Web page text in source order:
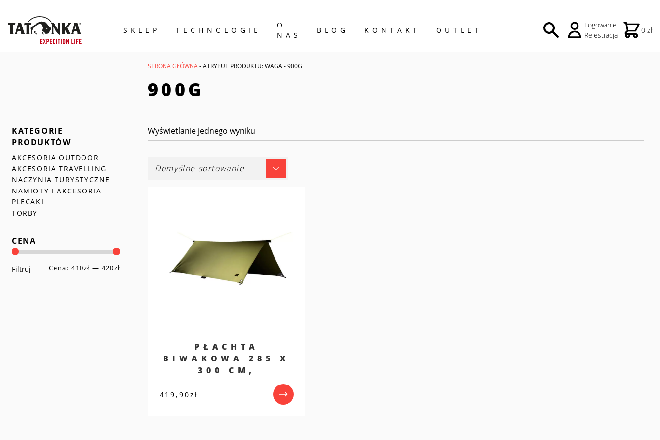
SKLEP TECHNOLOGIE
O
NAS
BLOG KONTAKT OUTLET
Logowanie
Rejestracja
0 zł
STRONA GŁÓWNA- ATRYBUT PRODUKTU: WAGA - 900G
900G
Wyświetlanie jednego wyniku
PŁACHTA
BIWAKOWA 285 X
300 CM,
419,90zł
KATEGORIE
PRODUKTÓW
AKCESORIA OUTDOOR
AKCESORIA TRAVELLING
NACZYNIA TURYSTYCZNE
NAMIOTY I AKCESORIA
PLECAKI
TORBY
CENA
Cena
Cena
Filtruj Cena: 410zł — 420zł